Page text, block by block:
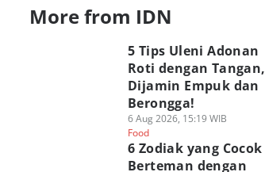
More from IDN
5 Tips Uleni Adonan
Roti dengan Tangan,
Dijamin Empuk dan
Berongga!
6 Aug 2026, 15:19 WIB
Food
6 Zodiak yang Cocok
Berteman dengan